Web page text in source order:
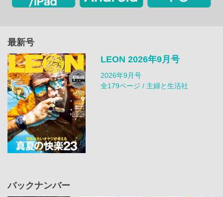
最新号
LEON 2026年9月号
2026年9月号
全179ページ / 主婦と生活社
バックナンバー